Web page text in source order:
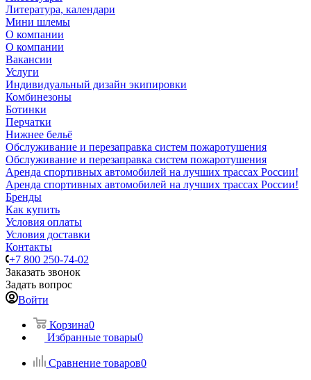
Литература, календари
Мини шлемы
О компании
О компании
Вакансии
Услуги
Индивидуальный дизайн экипировки
Комбинезоны
Ботинки
Перчатки
Нижнее бельё
Обслуживание и перезаправка систем пожаротушения
Обслуживание и перезаправка систем пожаротушения
Аренда спортивных автомобилей на лучших трассах России!
Аренда спортивных автомобилей на лучших трассах России!
Бренды
Как купить
Условия оплаты
Условия доставки
Контакты
+7 800 250-74-02
Заказать звонок
Задать вопрос
Войти
Корзина0
Избранные товары0
Сравнение товаров0